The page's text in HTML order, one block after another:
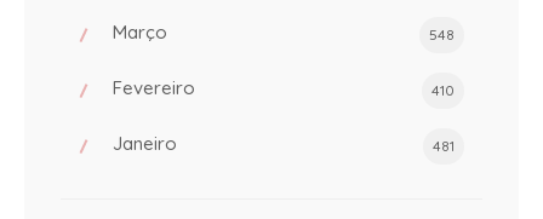
Março 548
Fevereiro 410
Janeiro 481